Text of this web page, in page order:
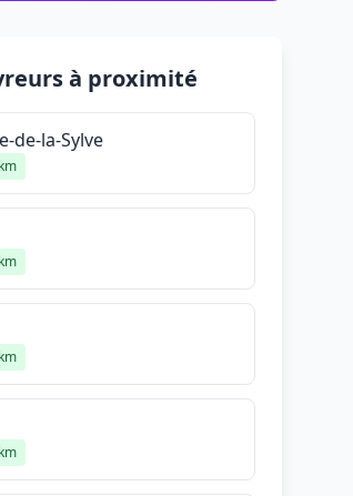
à proximité
de-la-Sylve